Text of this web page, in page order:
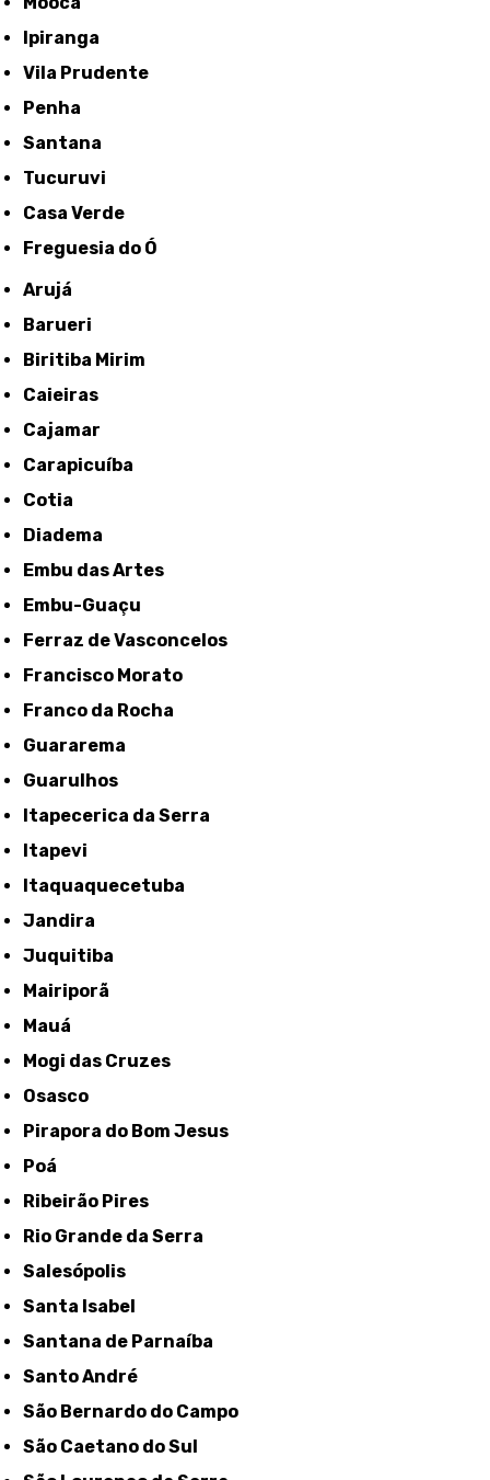
Ipiranga
Vila Prudente
Penha
Santana
Tucuruvi
Casa Verde
Freguesia do Ó
Arujá
Barueri
Biritiba Mirim
Caieiras
Cajamar
Carapicuíba
Cotia
Diadema
Embu das Artes
Embu-Guaçu
Ferraz de Vasconcelos
Francisco Morato
Franco da Rocha
Guararema
Guarulhos
Itapecerica da Serra
Itapevi
Itaquaquecetuba
Jandira
Juquitiba
Mairiporã
Mauá
Mogi das Cruzes
Osasco
Pirapora do Bom Jesus
Poá
Ribeirão Pires
Rio Grande da Serra
Salesópolis
Santa Isabel
Santana de Parnaíba
Santo André
São Bernardo do Campo
São Caetano do Sul